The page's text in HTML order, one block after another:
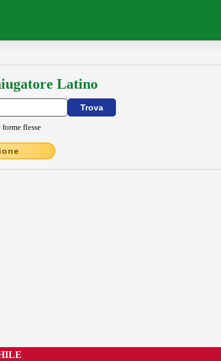
Latino
flesse